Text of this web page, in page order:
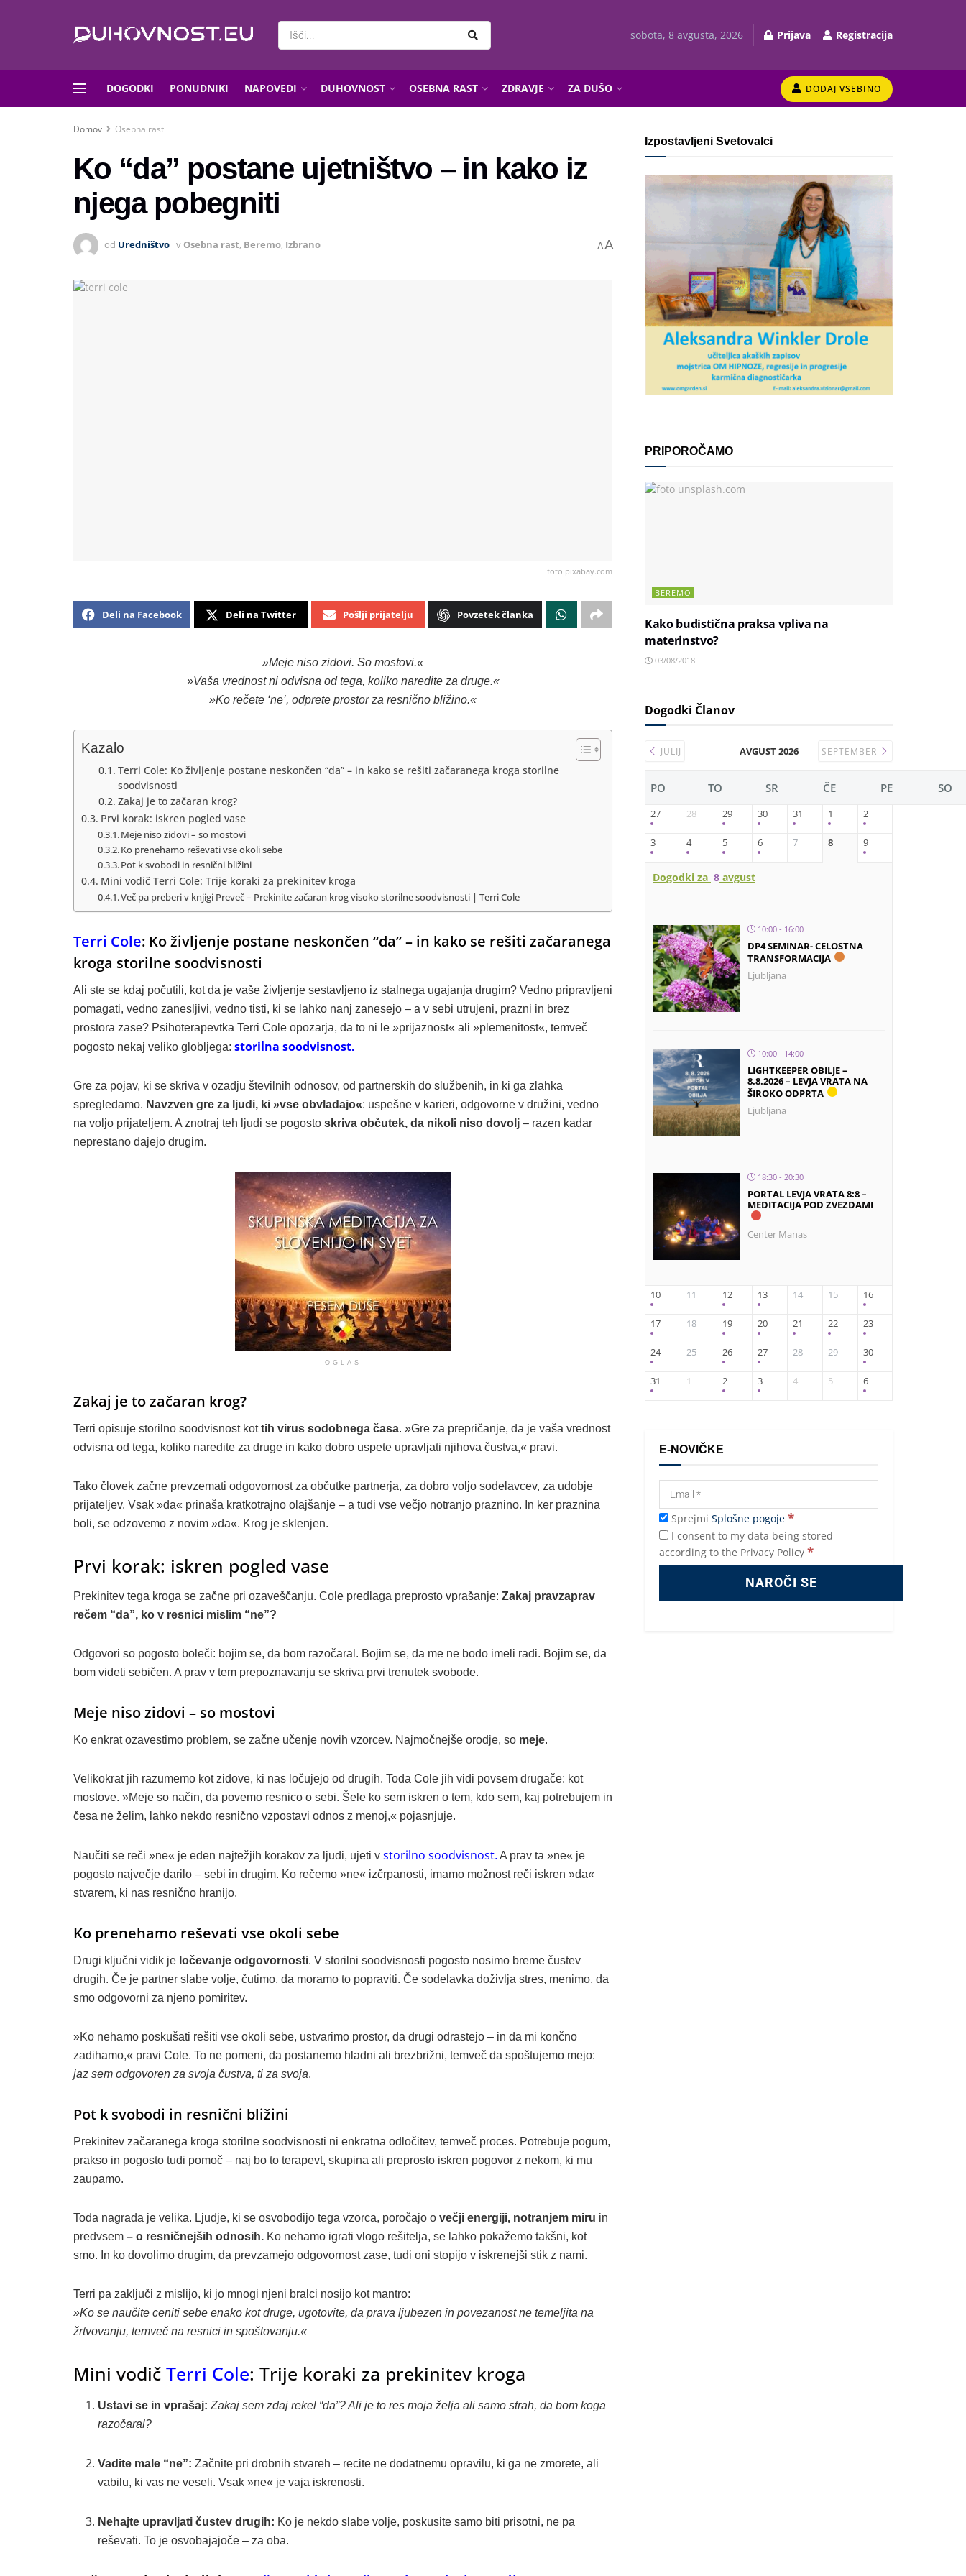
sobota, 8 avgusta, 2026 Prijava Registracija
DOGODKI PONUDNIKI NAPOVEDI DUHOVNOST OSEBNA RAST ZDRAVJE ZA DUŠO DODAJ VSEBINO
Domov Osebna rast
Ko “da” postane ujetništvo – in kako iz
njega pobegniti
od Uredništvo v Osebna rast, Beremo, Izbrano AA
foto pixabay.com
Deli na Facebook Deli na Twitter Pošlji prijatelju Povzetek članka
»Meje niso zidovi. So mostovi.«
»Vaša vrednost ni odvisna od tega, koliko naredite za druge.«
»Ko rečete ‘ne’, odprete prostor za resnično bližino.«
Kazalo
Terri Cole: Ko življenje postane neskončen “da” – in kako se rešiti začaranega kroga storilne
soodvisnosti
Zakaj je to začaran krog?
Prvi korak: iskren pogled vase
Meje niso zidovi – so mostovi
Ko prenehamo reševati vse okoli sebe
Pot k svobodi in resnični bližini
Mini vodič Terri Cole: Trije koraki za prekinitev kroga
Več pa preberi v knjigi Preveč – Prekinite začaran krog visoko storilne soodvisnosti | Terri Cole
Terri Cole: Ko življenje postane neskončen “da” – in kako se rešiti začaranega
kroga storilne soodvisnosti
Ali ste se kdaj počutili, kot da je vaše življenje sestavljeno iz stalnega ugajanja drugim? Vedno pripravljeni
pomagati, vedno zanesljivi, vedno tisti, ki se lahko nanj zanesejo – a v sebi utrujeni, prazni in brez
prostora zase? Psihoterapevtka Terri Cole opozarja, da to ni le »prijaznost« ali »plemenitost«, temveč
pogosto nekaj veliko globljega: storilna soodvisnost.
Gre za pojav, ki se skriva v ozadju številnih odnosov, od partnerskih do službenih, in ki ga zlahka
spregledamo. Navzven gre za ljudi, ki »vse obvladajo«: uspešne v karieri, odgovorne v družini, vedno
na voljo prijateljem. A znotraj teh ljudi se pogosto skriva občutek, da nikoli niso dovolj – razen kadar
neprestano dajejo drugim.
OGLAS
Zakaj je to začaran krog?
Terri opisuje storilno soodvisnost kottih virus sodobnega časa. »Gre za prepričanje, da je vaša vrednost
odvisna od tega, koliko naredite za druge in kako dobro uspete upravljati njihova čustva,« pravi.
Tako človek začne prevzemati odgovornost za občutke partnerja, za dobro voljo sodelavcev, za udobje
prijateljev. Vsak »da« prinaša kratkotrajno olajšanje – a tudi vse večjo notranjo praznino. In ker praznina
boli, se odzovemo z novim »da«. Krog je sklenjen.
Prvi korak: iskren pogled vase
Prekinitev tega kroga se začne pri ozaveščanju. Cole predlaga preprosto vprašanje: Zakaj pravzaprav
rečem “da”, ko v resnici mislim “ne”?
Odgovori so pogosto boleči: bojim se, da bom razočaral. Bojim se, da me ne bodo imeli radi. Bojim se, da
bom videti sebičen. A prav v tem prepoznavanju se skriva prvi trenutek svobode.
Meje niso zidovi – so mostovi
Ko enkrat ozavestimo problem, se začne učenje novih vzorcev. Najmočnejše orodje, so meje.
Velikokrat jih razumemo kot zidove, ki nas ločujejo od drugih. Toda Cole jih vidi povsem drugače: kot
mostove. »Meje so način, da povemo resnico o sebi. Šele ko sem iskren o tem, kdo sem, kaj potrebujem in
česa ne želim, lahko nekdo resnično vzpostavi odnos z menoj,« pojasnjuje.
Naučiti se reči »ne« je eden najtežjih korakov za ljudi, ujeti v storilno soodvisnost. A prav ta »ne« je
pogosto največje darilo – sebi in drugim. Ko rečemo »ne« izčrpanosti, imamo možnost reči iskren »da«
stvarem, ki nas resnično hranijo.
Ko prenehamo reševati vse okoli sebe
Drugi ključni vidik je ločevanje odgovornosti. V storilni soodvisnosti pogosto nosimo breme čustev
drugih. Če je partner slabe volje, čutimo, da moramo to popraviti. Če sodelavka doživlja stres, menimo, da
smo odgovorni za njeno pomiritev.
»Ko nehamo poskušati rešiti vse okoli sebe, ustvarimo prostor, da drugi odrastejo – in da mi končno
zadihamo,« pravi Cole. To ne pomeni, da postanemo hladni ali brezbrižni, temveč da spoštujemo mejo:
jaz sem odgovoren za svoja čustva, ti za svoja.
Pot k svobodi in resnični bližini
Prekinitev začaranega kroga storilne soodvisnosti ni enkratna odločitev, temveč proces. Potrebuje pogum,
prakso in pogosto tudi pomoč – naj bo to terapevt, skupina ali preprosto iskren pogovor z nekom, ki mu
zaupamo.
Toda nagrada je velika. Ljudje, ki se osvobodijo tega vzorca, poročajo o večji energiji, notranjem miru in
predvsem – o resničnejših odnosih. Ko nehamo igrati vlogo rešitelja, se lahko pokažemo takšni, kot
smo. In ko dovolimo drugim, da prevzamejo odgovornost zase, tudi oni stopijo v iskrenejši stik z nami.
Terri pa zaključi z mislijo, ki jo mnogi njeni bralci nosijo kot mantro:
»Ko se naučite ceniti sebe enako kot druge, ugotovite, da prava ljubezen in povezanost ne temeljita na
žrtvovanju, temveč na resnici in spoštovanju.«
Mini vodič Terri Cole: Trije koraki za prekinitev kroga
Ustavi se in vprašaj: Zakaj sem zdaj rekel “da”? Ali je to res moja želja ali samo strah, da bom koga
razočaral?
Vadite male “ne”: Začnite pri drobnih stvareh – recite ne dodatnemu opravilu, ki ga ne zmorete, ali
vabilu, ki vas ne veseli. Vsak »ne« je vaja iskrenosti.
Nehajte upravljati čustev drugih: Ko je nekdo slabe volje, poskusite samo biti prisotni, ne pa
reševati. To je osvobajajoče – za oba.
Izpostavljeni Svetovalci
PRIPOROČAMO
BEREMO
Kako budistična praksa vpliva na
materinstvo?
03/08/2018
Dogodki Članov
JULIJ AVGUST 2026 SEPTEMBER
PO TO SR ČE PE SO
27 28 29 30 31 1 2
3 4 5 6 7 8 9
Dogodki za 8 avgust
10:00 - 16:00
DP4 SEMINAR- CELOSTNA
TRANSFORMACIJA
Ljubljana
10:00 - 14:00
LIGHTKEEPER OBILJE –
8.8.2026 – LEVJA VRATA NA
ŠIROKO ODPRTA
Ljubljana
18:30 - 20:30
PORTAL LEVJA VRATA 8:8 –
MEDITACIJA POD ZVEZDAMI
Center Manas
10 11 12 13 14 15 16
17 18 19 20 21 22 23
24 25 26 27 28 29 30
31 1 2 3 4 5 6
E-NOVIČKE
Sprejmi Splošne pogoje *
I consent to my data being stored
according to the Privacy Policy *